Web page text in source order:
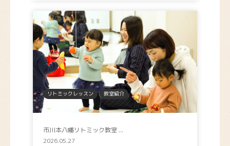
リトミックレッスン 教室紹介
市川本八幡リトミック教室 ...
2026.05.27